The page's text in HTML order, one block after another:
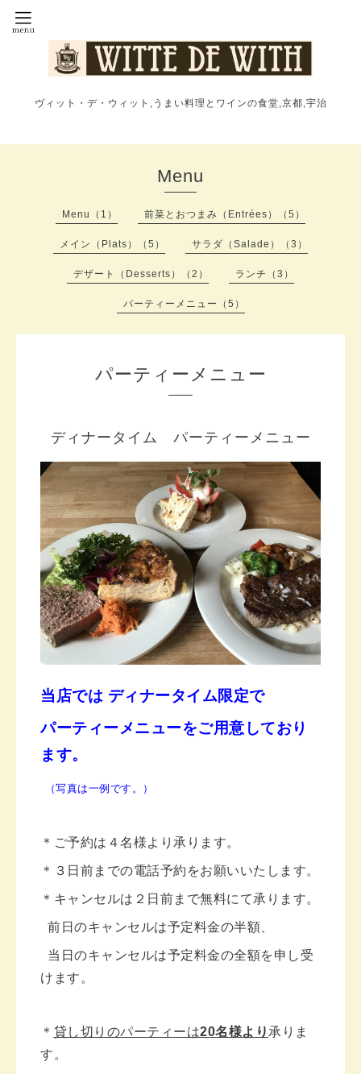
ヴィット・デ・ウィット,うまい料理とワインの食堂,京都,宇治
Menu
Menu（1） 前菜とおつまみ（Entrées）（5）
メイン（Plats）（5） サラダ（Salade）（3）
デザート（Desserts）（2） ランチ（3）
パーティーメニュー（5）
パーティーメニュー
ディナータイム パーティーメニュー
当店では ディナータイム限定で
パーティーメニューをご用意しており
ます。
（写真は一例です。）
＊ご予約は４名様より承ります。
＊３日前までの電話予約をお願いいたします。
＊キャンセルは２日前まで無料にて承ります。
前日のキャンセルは予定料金の半額、
当日のキャンセルは予定料金の全額を申し受
けます。
＊ 貸し切りのパーティーは20名様より 承りま
す。